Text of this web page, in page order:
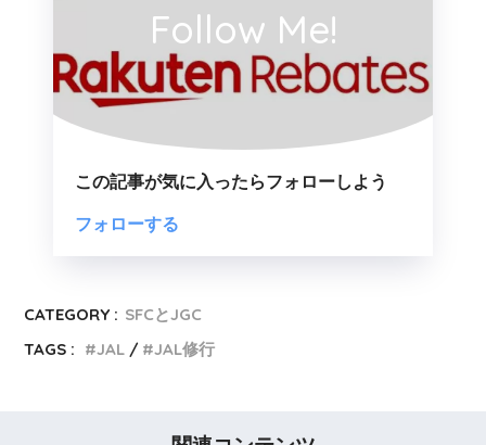
Follow Me!
この記事が気に入ったらフォローしよう
CATEGORY : SFCとJGC
TAGS :
JAL JAL修行